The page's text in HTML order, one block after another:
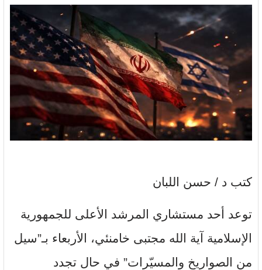
كتب د / حسن اللبان
توعد أحد مستشاري المرشد الأعلى للجمهورية
الإسلامية آية الله مجتبى خامنئي، الأربعاء بـ”سيل
من الصواريخ والمسيّرات” في حال تجدد